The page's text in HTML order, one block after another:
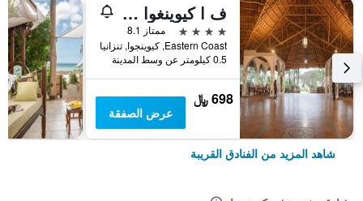
ف ا كيوينغوا ريزورت
4 نجوم
ممتاز 8.1
Eastern Coast, كيوينجوا, تنزانيا
0.5 كيلومتر عن وسط المدينة
698 ﷼
عرض الصفقة
شاهد المزيد من الفنادق القريبة